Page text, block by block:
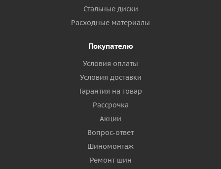
Стальные диски
Расходные материалы
Покупателю
Условия оплаты
Условия доставки
Гарантия на товар
Рассрочка
Акции
Вопрос-ответ
Шиномонтаж
Ремонт шин